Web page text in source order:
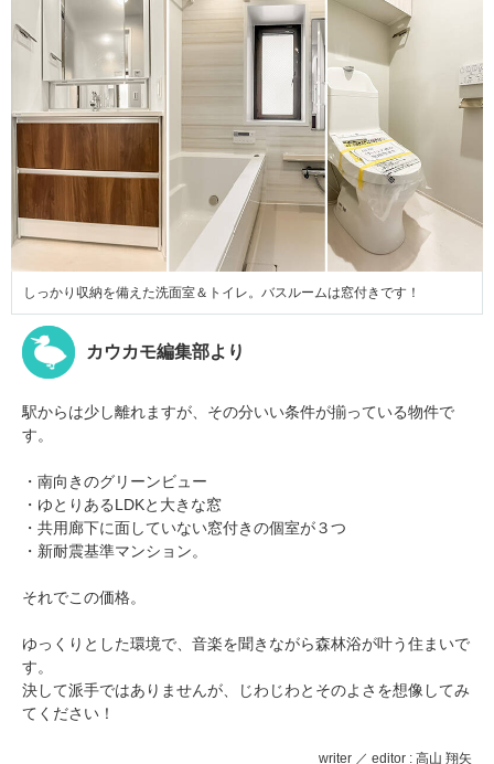
しっかり収納を備えた洗面室＆トイレ。バスルームは窓付きです！
カウカモ編集部より
駅からは少し離れますが、その分いい条件が揃っている物件で
す。
・南向きのグリーンビュー
・ゆとりあるLDKと大きな窓
・共用廊下に面していない窓付きの個室が３つ
・新耐震基準マンション。
それでこの価格。
ゆっくりとした環境で、音楽を聞きながら森林浴が叶う住まいで
す。
決して派手ではありませんが、じわじわとそのよさを想像してみ
てください！
writer ／ editor : 高山 翔矢